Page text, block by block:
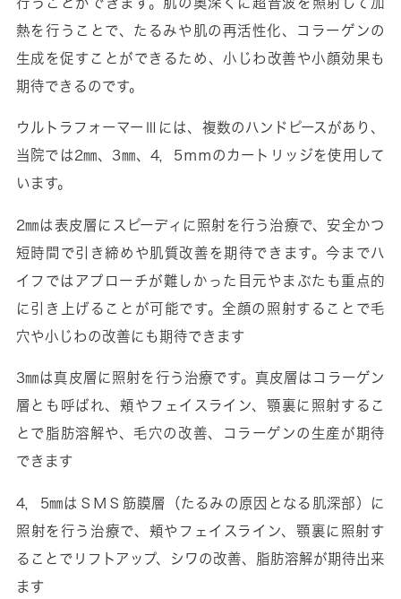
熱を行うことで、たるみや肌の再活性化、コラーゲンの
生成を促すことができるため、小じわ改善や小顔効果も
期待できるのです。
ウルトラフォーマーⅢには、複数のハンドピースがあり、
当院では2㎜、3㎜、4，5ｍｍのカートリッジを使用して
います。
2㎜は表皮層にスピーディに照射を行う治療で、安全かつ
短時間で引き締めや肌質改善を期待できます。今までハ
イフではアプローチが難しかった目元やまぶたも重点的
に引き上げることが可能です。全顔の照射することで毛
穴や小じわの改善にも期待できます
3㎜は真皮層に照射を行う治療です。真皮層はコラーゲン
層とも呼ばれ、頬やフェイスライン、顎裏に照射するこ
とで脂肪溶解や、毛穴の改善、コラーゲンの生産が期待
できます
4，5㎜はＳＭＳ筋膜層（たるみの原因となる肌深部）に
照射を行う治療で、頬やフェイスライン、顎裏に照射す
ることでリフトアップ、シワの改善、脂肪溶解が期待出来
ます